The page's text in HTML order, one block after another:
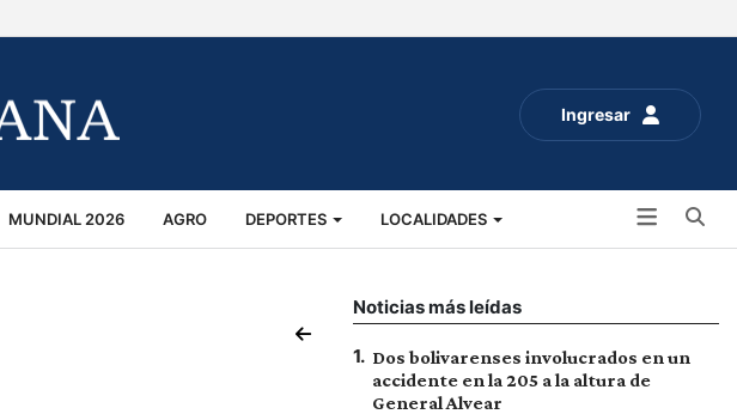
Ingresar
MUNDIAL 2026 AGRO DEPORTES LOCALIDADES
Noticias más leídas
1. Dos bolivarenses involucrados en un
accidente en la 205 a la altura de
General Alvear